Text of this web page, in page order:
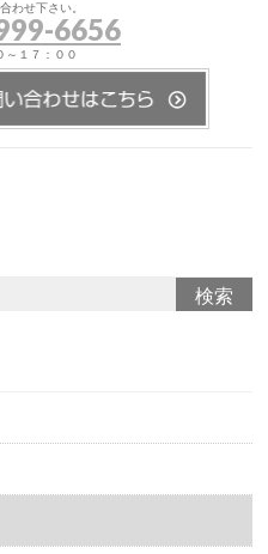
わせ下さい。
6656
１７：００